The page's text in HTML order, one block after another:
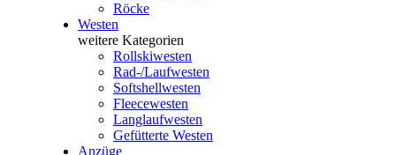
Röcke
Westen
weitere Kategorien
Rollskiwesten
Rad-/Laufwesten
Softshellwesten
Fleecewesten
Langlaufwesten
Gefütterte Westen
Anzüge